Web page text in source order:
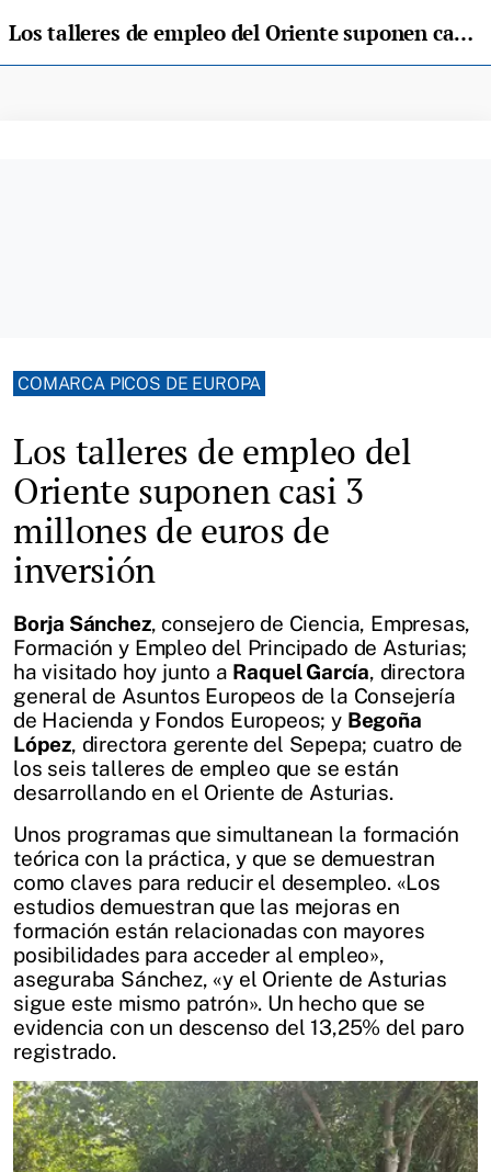
Los talleres de empleo del Oriente suponen casi 3 millones de euros de inversión
COMARCA PICOS DE EUROPA
Los talleres de empleo del
Oriente suponen casi 3
millones de euros de
inversión
Borja Sánchez, consejero de Ciencia, Empresas,
Formación y Empleo del Principado de Asturias;
ha visitado hoy junto a Raquel García, directora
general de Asuntos Europeos de la Consejería
de Hacienda y Fondos Europeos; y Begoña
López, directora gerente del Sepepa; cuatro de
los seis talleres de empleo que se están
desarrollando en el Oriente de Asturias.
Unos programas que simultanean la formación
teórica con la práctica, y que se demuestran
como claves para reducir el desempleo. «Los
estudios demuestran que las mejoras en
formación están relacionadas con mayores
posibilidades para acceder al empleo»,
aseguraba Sánchez, «y el Oriente de Asturias
sigue este mismo patrón». Un hecho que se
evidencia con un descenso del 13,25% del paro
registrado.